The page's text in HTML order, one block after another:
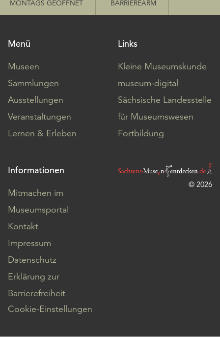
MONTAGS GEÖFFNET BARRIEREARM
Menü
Museen
Sammlungen
Ausstellungen
Veranstaltungen
Lernen & Erleben
Links
Kleine Museumskunde
museum-digital
Sächsische Landesstelle
für Museumswesen
Fortbildung
Informationen
Mitmachen im
Museumsportal
Kontakt
Impressum
Datenschutz
Erklärung zur
Barrierefreiheit
Cookie-Einstellungen
© 2026